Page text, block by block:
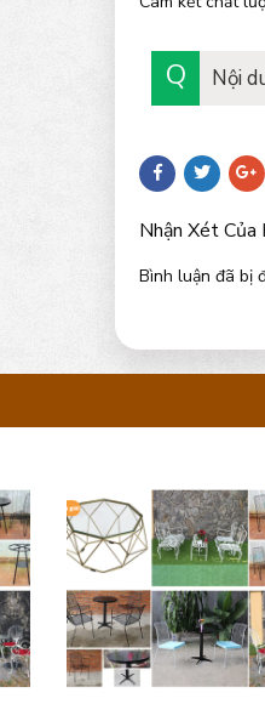
Nội
Nhận Xét Của
Bình luận đã bị